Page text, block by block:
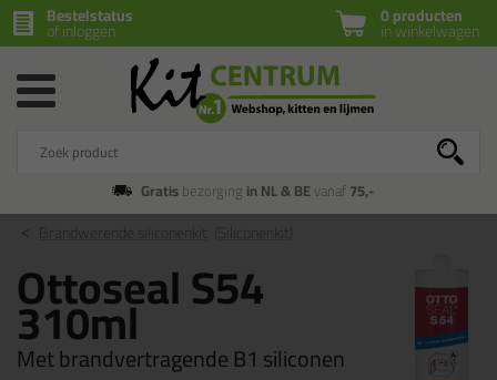
0 producten
in winkelwagen
Bestelstatus
of inloggen
Gratisbezorging in NL & BEvanaf75,-
Brandwerende siliconenkit
Ottoseal S54
310ml
Met brandvertragende B1 siliconen